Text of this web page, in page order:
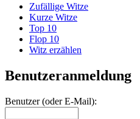
Zufällige Witze
Kurze Witze
Top 10
Flop 10
Witz erzählen
Benutzeranmeldung
Benutzer (oder E-Mail):